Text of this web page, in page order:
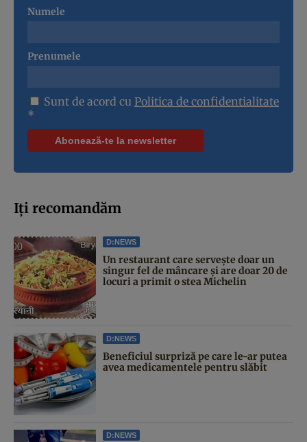
Numele
Prenumele
Sunt de acord cu Politica de confidentialitate
*
Iți recomandăm
D:NEWS
Un restaurant care servește doar un
singur fel de mâncare și are doar 20 de
locuri a primit o stea Michelin
D:NEWS
Beneficiul surpriză pe care le-ar putea
avea medicamentele pentru slăbit
D:NEWS